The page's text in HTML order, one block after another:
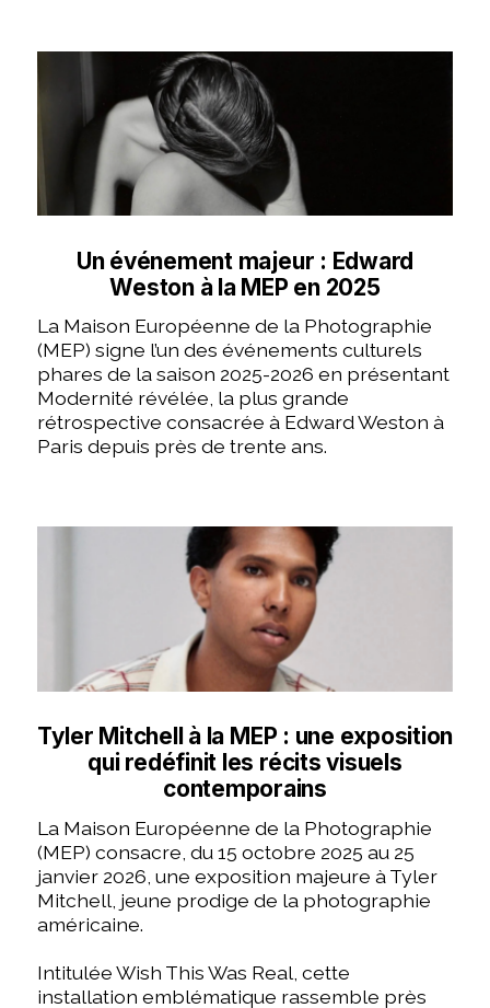
Un événement majeur : Edward
Weston à la MEP en 2025
La Maison Européenne de la Photographie
(MEP) signe l’un des événements culturels
phares de la saison 2025-2026 en présentant
Modernité révélée, la plus grande
rétrospective consacrée à Edward Weston à
Paris depuis près de trente ans.
Tyler Mitchell à la MEP : une exposition
qui redéfinit les récits visuels
contemporains
La Maison Européenne de la Photographie
(MEP) consacre, du 15 octobre 2025 au 25
janvier 2026, une exposition majeure à Tyler
Mitchell, jeune prodige de la photographie
américaine.
Intitulée Wish This Was Real, cette
installation emblématique rassemble près